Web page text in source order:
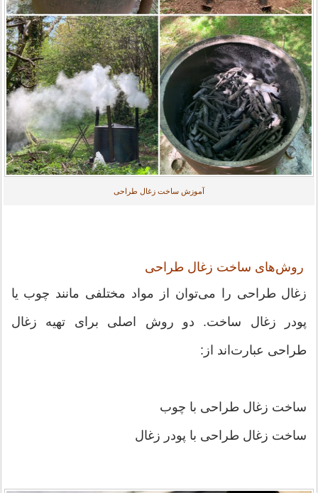
آموزش ساخت زغال طراحی
روش‌های ساخت زغال طراحی
زغال طراحی را می‌توان از مواد مختلفی مانند چوب یا
پودر زغال ساخت. دو روش اصلی برای تهیه زغال
طراحی عبارت‌اند از:
ساخت زغال طراحی با چوب
ساخت زغال طراحی با پودر زغال